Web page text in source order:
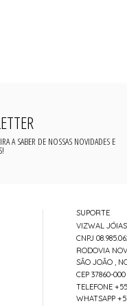
A SABER DE NOSSAS NOVIDADES E
SUPORTE
VIZWAL JÓIAS
CNPJ
RODOVIA
SÃO JOÃO ,
CEP 37860-000
TELEFONE
WHATSAPP